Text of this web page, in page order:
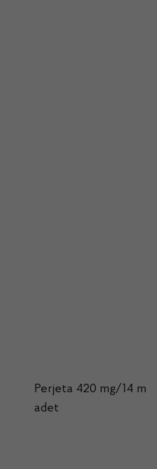
Perjeta 420 mg/14 ml,
adet